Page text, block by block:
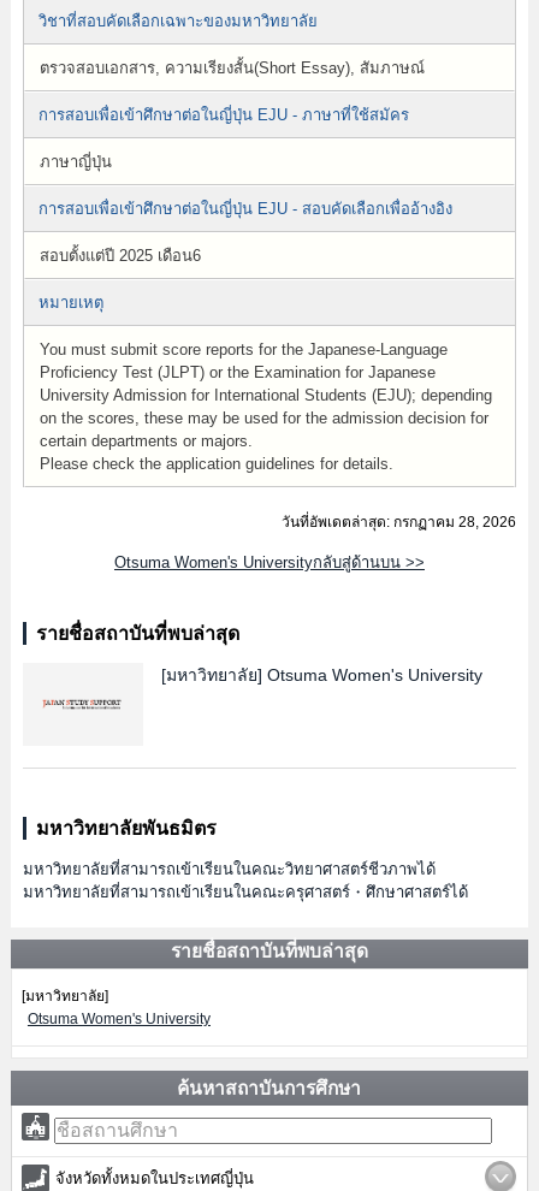
วิชาที่สอบคัดเลือกเฉพาะของมหาวิทยาลัย
ตรวจสอบเอกสาร, ความเรียงสั้น(Short Essay), สัมภาษณ์
การสอบเพื่อเข้าศึกษาต่อในญี่ปุ่น EJU - ภาษาที่ใช้สมัคร
ภาษาญี่ปุ่น
การสอบเพื่อเข้าศึกษาต่อในญี่ปุ่น EJU - สอบคัดเลือกเพื่ออ้างอิง
สอบตั้งแต่ปี 2025 เดือน6
หมายเหตุ
You must submit score reports for the Japanese-Language
Proficiency Test (JLPT) or the Examination for Japanese
University Admission for International Students (EJU); depending
on the scores, these may be used for the admission decision for
certain departments or majors.
Please check the application guidelines for details.
วันที่อัพเดตล่าสุด: กรกฏาคม 28, 2026
Otsuma Women's Universityกลับสู่ด้านบน >>
รายชื่อสถาบันที่พบล่าสุด
[มหาวิทยาลัย] Otsuma Women's University
มหาวิทยาลัยพันธมิตร
มหาวิทยาลัยที่สามารถเข้าเรียนในคณะวิทยาศาสตร์ชีวภาพได้
มหาวิทยาลัยที่สามารถเข้าเรียนในคณะครุศาสตร์・ศึกษาศาสตร์ได้
รายชื่อสถาบันที่พบล่าสุด
[มหาวิทยาลัย]
Otsuma Women's University
ค้นหาสถาบันการศึกษา
จังหวัดทั้งหมดในประเทศญี่ปุ่น